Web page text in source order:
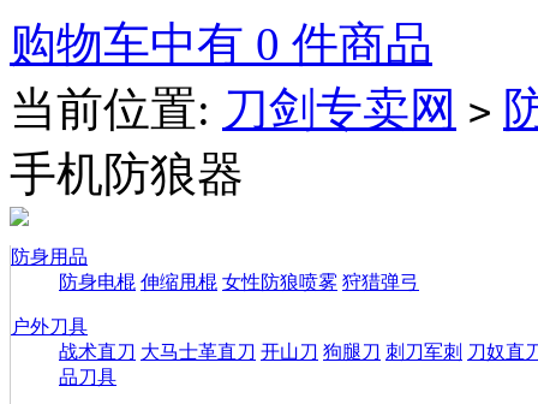
购物车中有 0 件商品
当前位置: 刀剑专卖网 >
手机防狼器
防身用品
防身电棍 伸缩甩棍 女性防狼喷雾 狩猎弹弓
户外刀具
战术直刀 大马士革直刀 开山刀 狗腿刀 刺刀军刺 刀奴直
品刀具